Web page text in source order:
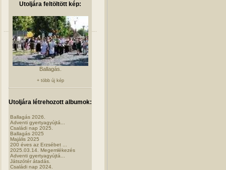
Utoljára feltöltött kép:
Ballagás.
+ több új kép
Utoljára létrehozott albumok:
Ballagás 2026.
Adventi gyertyagyújtá...
Családi nap 2025.
Ballagás 2025
Majális 2025
200 éves az Erzsébet ...
2025.03.14. Megemlékezés
Adventi gyertyagyújtá...
Játszótér átadás.
Családi nap 2024.